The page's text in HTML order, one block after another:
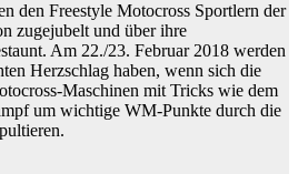
den Freestyle Motocross Sportlern der
zugejubelt und über ihre
Am 22./23. Februar 2018 werden
Herzschlag haben, wenn sich die
Maschinen mit Tricks wie dem
um wichtige WM-Punkte durch die